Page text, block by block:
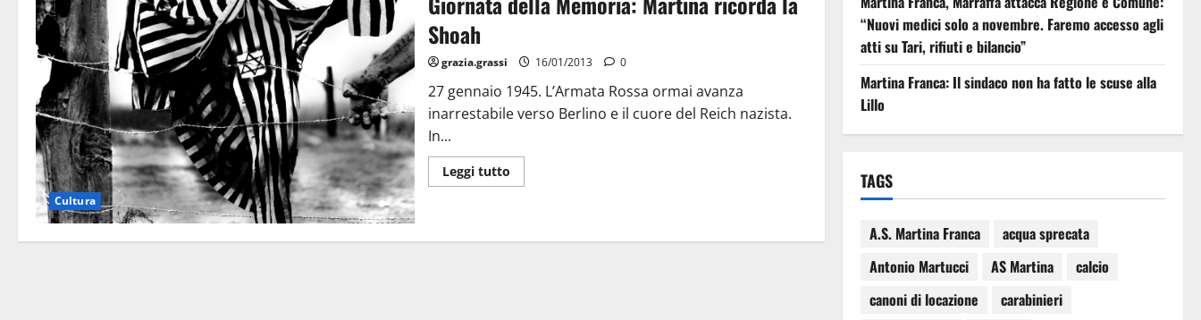
Cultura
Shoah
grazia.grassi 16/01/2013 0
27 gennaio 1945. L’Armata Rossa ormai avanza
inarrestabile verso Berlino e il cuore del Reich nazista.
In...
Leggi tutto
“Nuovi medici solo a novembre. Faremo accesso agli
atti su Tari, rifiuti e bilancio”
Martina Franca: Il sindaco non ha fatto le scuse alla
Lillo
TAGS
A.S. Martina Franca
acqua sprecata
Antonio Martucci
AS Martina
calcio
canoni di locazione
carabinieri